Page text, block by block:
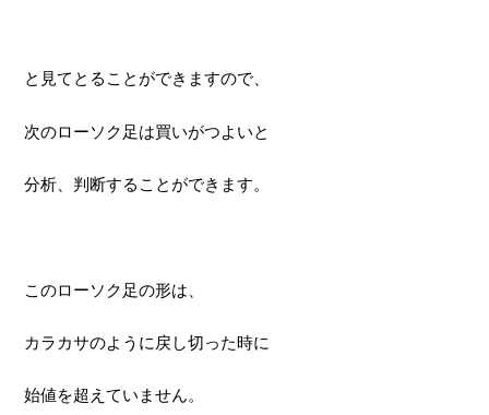
と見てとることができますので、
次のローソク足は買いがつよいと
分析、判断することができます。
このローソク足の形は、
カラカサのように戻し切った時に
始値を超えていません。